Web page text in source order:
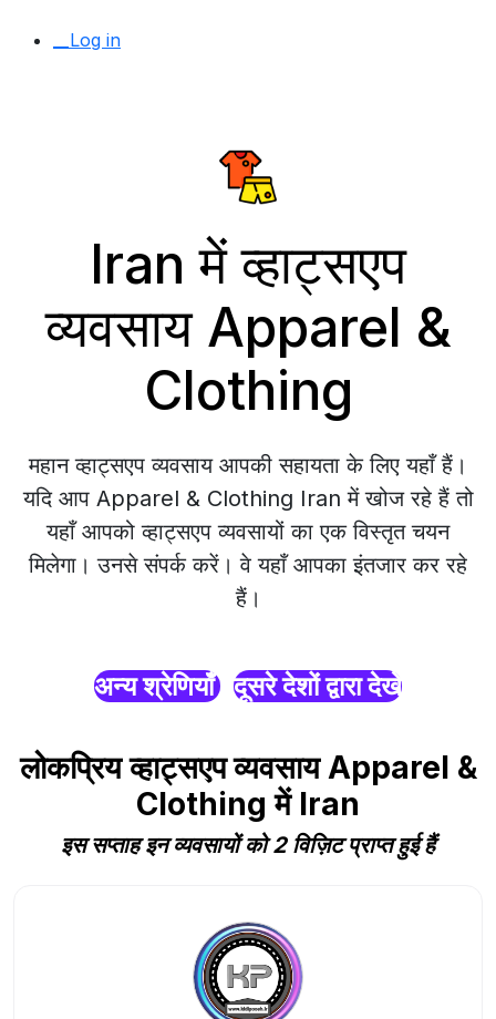
__Log in
Iran में व्हाट्सएप
व्यवसाय Apparel &
Clothing
महान व्हाट्सएप व्यवसाय आपकी सहायता के लिए यहाँ हैं।
यदि आप Apparel & Clothing Iran में खोज रहे हैं तो
यहाँ आपको व्हाट्सएप व्यवसायों का एक विस्तृत चयन
मिलेगा। उनसे संपर्क करें। वे यहाँ आपका इंतजार कर रहे
हैं।
अन्य श्रेणियाँ दूसरे देशों द्वारा देखें
लोकप्रिय व्हाट्सएप व्यवसाय Apparel &
Clothing में Iran
इस सप्ताह इन व्यवसायों को 2 विज़िट प्राप्त हुई हैं